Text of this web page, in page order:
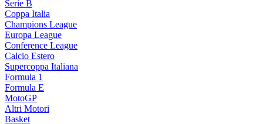
Serie B
Coppa Italia
Champions League
Europa League
Conference League
Calcio Estero
Supercoppa Italiana
Formula 1
Formula E
MotoGP
Altri Motori
Basket